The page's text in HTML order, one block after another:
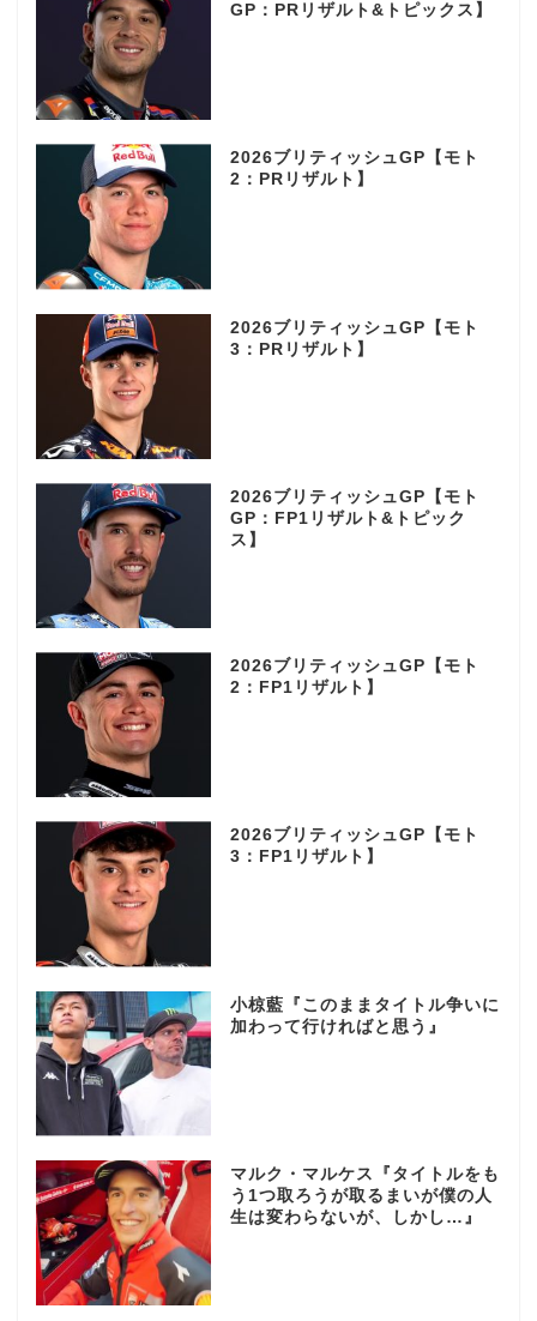
GP：PRリザルト&トピックス】
2026ブリティッシュGP【モト
2：PRリザルト】
2026ブリティッシュGP【モト
3：PRリザルト】
2026ブリティッシュGP【モト
GP：FP1リザルト&トピック
ス】
2026ブリティッシュGP【モト
2：FP1リザルト】
2026ブリティッシュGP【モト
3：FP1リザルト】
小椋藍『このままタイトル争いに
加わって行ければと思う』
マルク・マルケス『タイトルをも
う1つ取ろうが取るまいが僕の人
生は変わらないが、しかし…』